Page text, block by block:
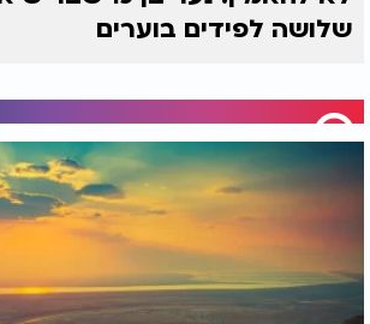
שלושה לפידים בוערים